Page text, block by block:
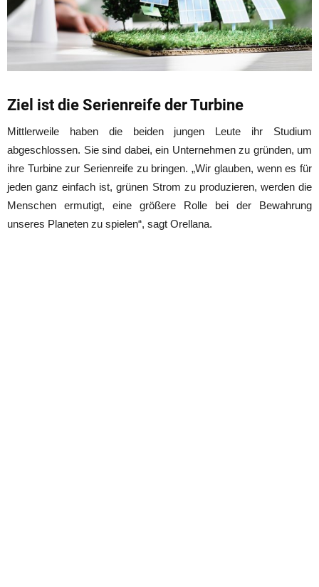
Ziel ist die Serienreife der Turbine
Mittlerweile haben die beiden jungen Leute ihr Studium
abgeschlossen. Sie sind dabei, ein Unternehmen zu gründen, um
ihre Turbine zur Serienreife zu bringen. „Wir glauben, wenn es für
jeden ganz einfach ist, grünen Strom zu produzieren, werden die
Menschen ermutigt, eine größere Rolle bei der Bewahrung
unseres Planeten zu spielen“, sagt Orellana.